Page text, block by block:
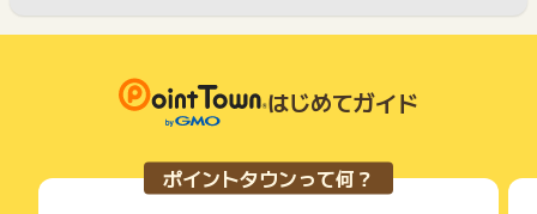
はじめてガイド
ポイントタウンって何？